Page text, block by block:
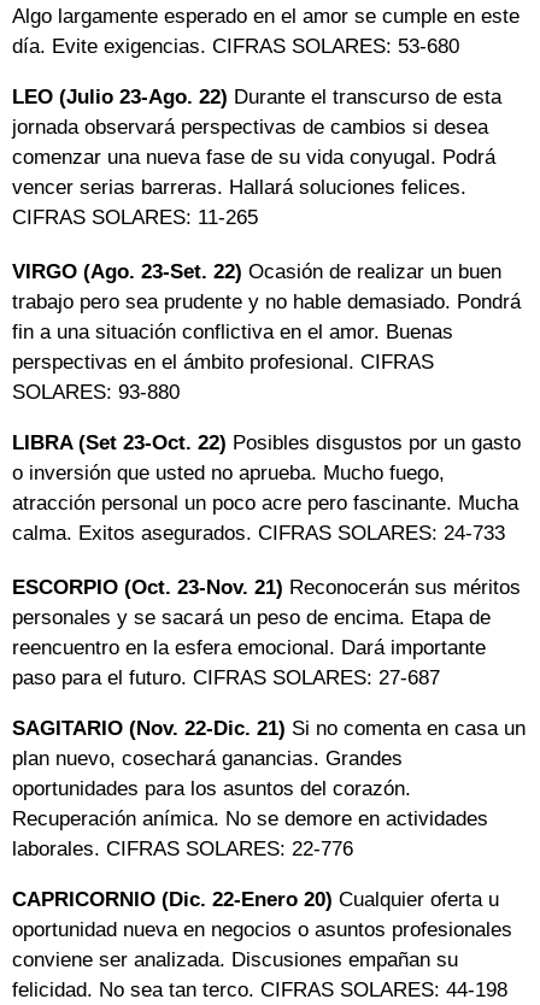
Algo largamente esperado en el amor se cumple en este
día. Evite exigencias. CIFRAS SOLARES: 53-680
LEO (Julio 23-Ago. 22) Durante el transcurso de esta
jornada observará perspectivas de cambios si desea
comenzar una nueva fase de su vida conyugal. Podrá
vencer serias barreras. Hallará soluciones felices.
CIFRAS SOLARES: 11-265
VIRGO (Ago. 23-Set. 22) Ocasión de realizar un buen
trabajo pero sea prudente y no hable demasiado. Pondrá
fin a una situación conflictiva en el amor. Buenas
perspectivas en el ámbito profesional. CIFRAS
SOLARES: 93-880
LIBRA (Set 23-Oct. 22) Posibles disgustos por un gasto
o inversión que usted no aprueba. Mucho fuego,
atracción personal un poco acre pero fascinante. Mucha
calma. Exitos asegurados. CIFRAS SOLARES: 24-733
ESCORPIO (Oct. 23-Nov. 21) Reconocerán sus méritos
personales y se sacará un peso de encima. Etapa de
reencuentro en la esfera emocional. Dará importante
paso para el futuro. CIFRAS SOLARES: 27-687
SAGITARIO (Nov. 22-Dic. 21) Si no comenta en casa un
plan nuevo, cosechará ganancias. Grandes
oportunidades para los asuntos del corazón.
Recuperación anímica. No se demore en actividades
laborales. CIFRAS SOLARES: 22-776
CAPRICORNIO (Dic. 22-Enero 20) Cualquier oferta u
oportunidad nueva en negocios o asuntos profesionales
conviene ser analizada. Discusiones empañan su
felicidad. No sea tan terco. CIFRAS SOLARES: 44-198